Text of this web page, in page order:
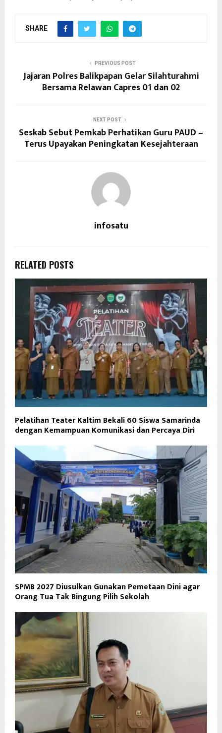
SHARE
PREVIOUS POST
Jajaran Polres Balikpapan Gelar Silahturahmi
Bersama Relawan Capres 01 dan 02
NEXT POST
Seskab Sebut Pemkab Perhatikan Guru PAUD –
Terus Upayakan Peningkatan Kesejahteraan
infosatu
RELATED POSTS
Pelatihan Teater Kaltim Bekali 60 Siswa Samarinda
dengan Kemampuan Komunikasi dan Percaya Diri
SPMB 2027 Diusulkan Gunakan Pemetaan Dini agar
Orang Tua Tak Bingung Pilih Sekolah